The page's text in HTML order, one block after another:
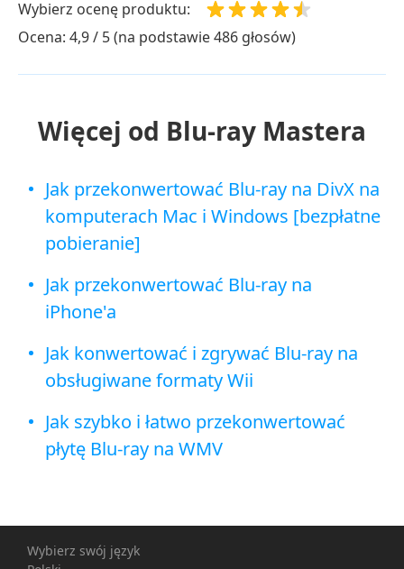
Wybierz ocenę produktu:
Ocena: 4,9 / 5 (na podstawie 486 głosów)
Więcej od Blu-ray Mastera
Jak przekonwertować Blu-ray na DivX na
komputerach Mac i Windows [bezpłatne
pobieranie]
Jak przekonwertować Blu-ray na
iPhone'a
Jak konwertować i zgrywać Blu-ray na
obsługiwane formaty Wii
Jak szybko i łatwo przekonwertować
płytę Blu-ray na WMV
Wybierz swój język